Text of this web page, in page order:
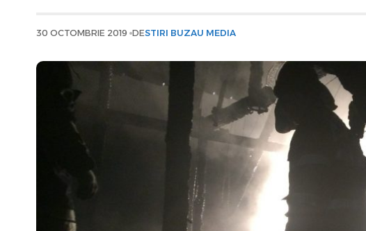
30 OCTOMBRIE 2019 DESTIRI BUZAU MEDIA